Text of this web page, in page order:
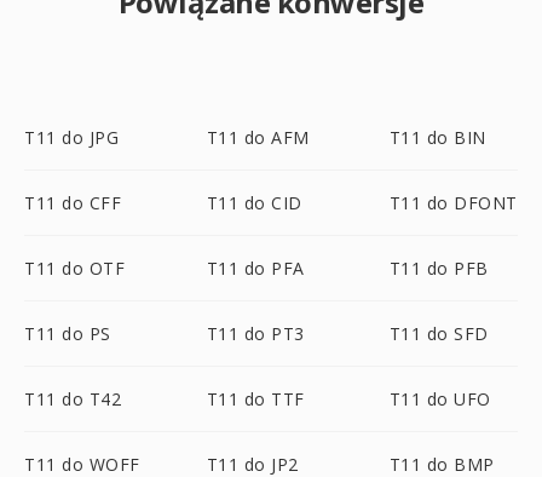
T11 do JPG T11 do AFM T11 do BIN
T11 do CFF T11 do CID T11 do DFONT
T11 do OTF T11 do PFA T11 do PFB
T11 do PS T11 do PT3 T11 do SFD
T11 do T42 T11 do TTF T11 do UFO
T11 do WOFF T11 do JP2 T11 do BMP